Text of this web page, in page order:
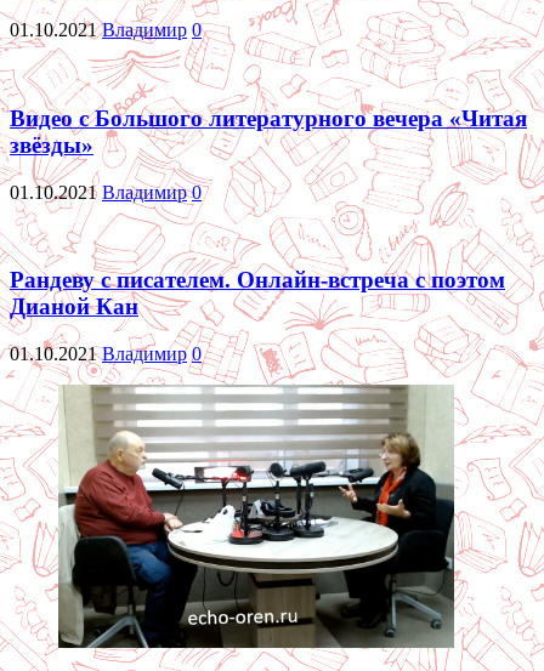
01.10.2021 Владимир 0
Видео с Большого литературного вечера «Читая
звёзды»
01.10.2021 Владимир 0
Рандеву с писателем. Онлайн-встреча с поэтом
Дианой Кан
01.10.2021 Владимир 0